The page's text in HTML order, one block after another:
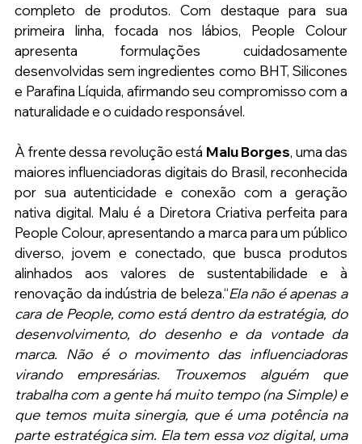
completo de produtos. Com destaque para sua
primeira linha, focada nos lábios, People Colour
apresenta formulações cuidadosamente
desenvolvidas sem ingredientes como BHT, Silicones
e Parafina Líquida, afirmando seu compromisso com a
naturalidade e o cuidado responsável.
À frente dessa revolução está Malu Borges, uma das
maiores influenciadoras digitais do Brasil, reconhecida
por sua autenticidade e conexão com a geração
nativa digital. Malu é a Diretora Criativa perfeita para
People Colour, apresentando a marca para um público
diverso, jovem e conectado, que busca produtos
alinhados aos valores de sustentabilidade e à
renovação da indústria de beleza.“Ela não é apenas a
cara de People, como está dentro da estratégia, do
desenvolvimento, do desenho e da vontade da
marca. Não é o movimento das influenciadoras
virando empresárias. Trouxemos alguém que
trabalha com a gente há muito tempo (na Simple) e
que temos muita sinergia, que é uma potência na
parte estratégica sim. Ela tem essa voz digital, uma